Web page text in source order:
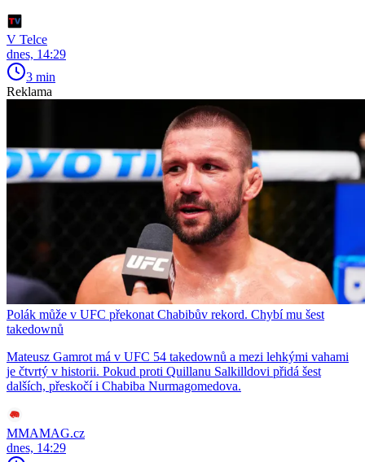
V Telce
dnes, 14:29
3 min
Reklama
Polák může v UFC překonat Chabibův rekord. Chybí mu šest
takedownů
Mateusz Gamrot má v UFC 54 takedownů a mezi lehkými vahami
je čtvrtý v historii. Pokud proti Quillanu Salkilldovi přidá šest
dalších, přeskočí i Chabiba Nurmagomedova.
MMAMAG.cz
dnes, 14:29